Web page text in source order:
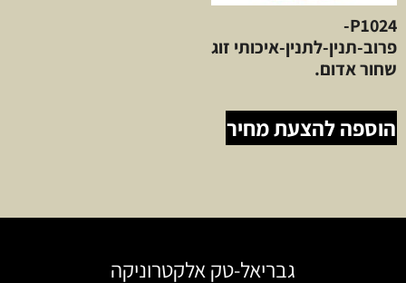
P1024-
פרוב-תנין-לתנין-איכותי זוג
שחור אדום.
הוספה להצעת מחיר
גבריאל-טק אלקטרוניקה